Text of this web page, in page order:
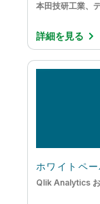
本田技研工業、
詳細を見る
ホワイトペ
Qlik Analytics